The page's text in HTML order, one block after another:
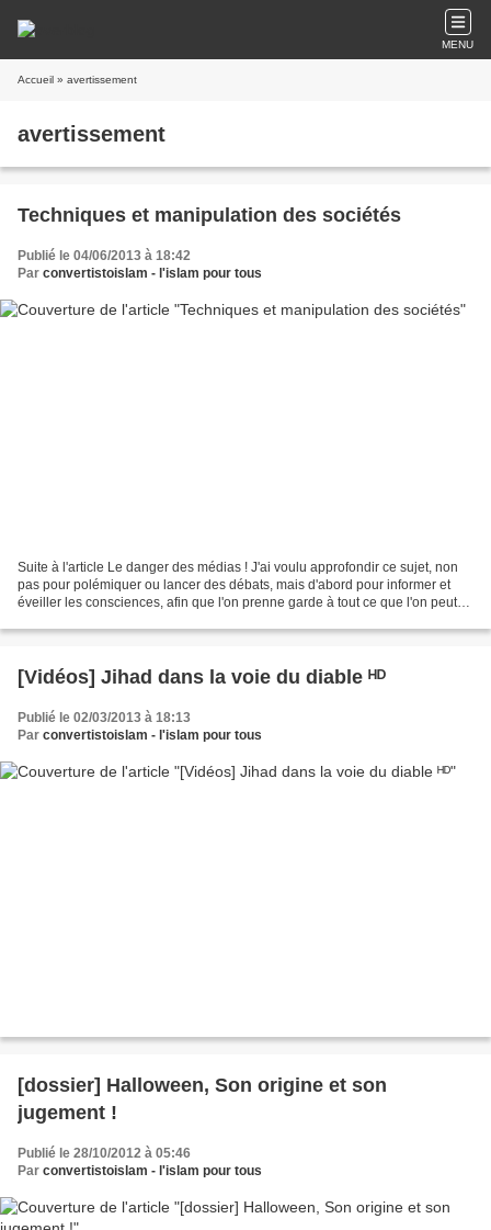
MENU
Accueil » avertissement
avertissement
Techniques et manipulation des sociétés
Publié le 04/06/2013 à 18:42
Par convertistoislam - l'islam pour tous
Suite à l'article Le danger des médias ! J'ai voulu approfondir ce sujet, non
pas pour polémiquer ou lancer des débats, mais d'abord pour informer et
éveiller les consciences, afin que l'on prenne garde à tout ce que l'on peut
[Vidéos] Jihad dans la voie du diable ᴴᴰ
Publié le 02/03/2013 à 18:13
Par convertistoislam - l'islam pour tous
[dossier] Halloween, Son origine et son
jugement !
Publié le 28/10/2012 à 05:46
Par convertistoislam - l'islam pour tous